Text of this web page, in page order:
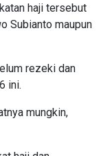
haji tersebut
Subianto maupun
rezeki dan
ini.
mungkin,